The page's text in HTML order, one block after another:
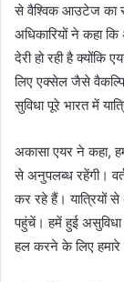
से वैश्विक आउटेज का
अधिकारियों ने कहा
देरी हो रही है
लिए एक्सेल जैसे
सुविधा पूरे भारत में
अकासा एयर ने कहा,
से अनुपलब्ध रहेंगी।
कर रहे हैं। यात्रियों
पहुंचें। हमें हुई
हल करने के लिए हमारे